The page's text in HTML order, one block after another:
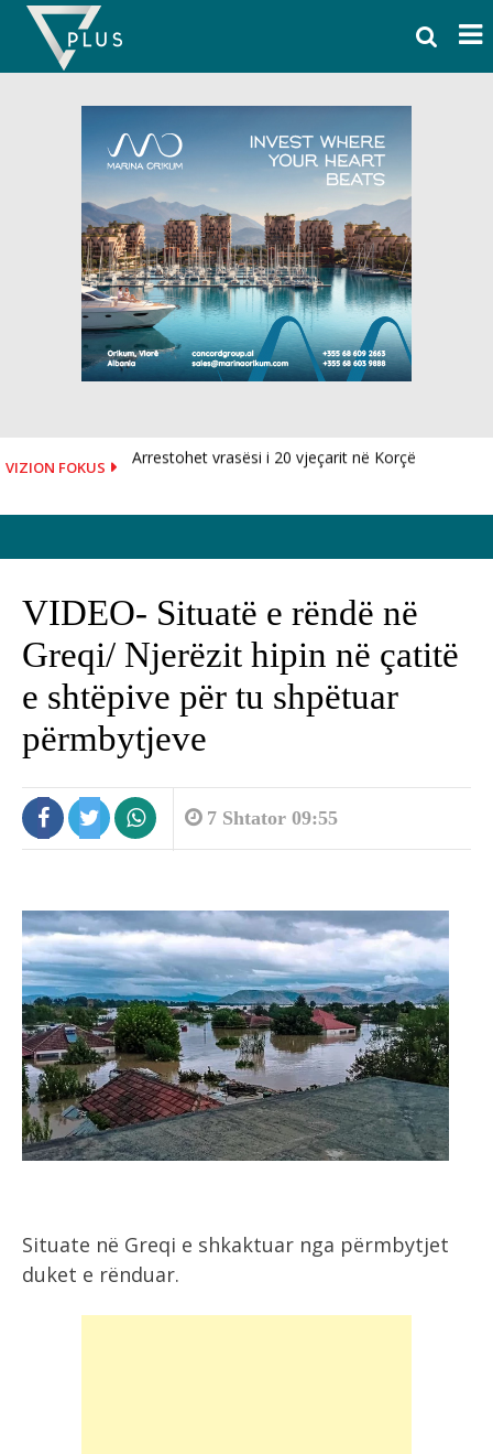
Skip
content
VIZION FOKUS Arrestohet vrasësi i 20 vjeçarit në Korçë
VIDEO- Situatë e rëndë në
Greqi/ Njerëzit hipin në çatitë
e shtëpive për tu shpëtuar
përmbytjeve
7 Shtator 09:55
Situate në Greqi e shkaktuar nga përmbytjet
duket e rënduar.